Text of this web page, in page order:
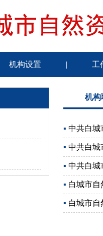
机构设置 | 工
机构
▪ 中共白
▪ 中共白
▪ 中共白
▪ 白城市
▪ 白城市